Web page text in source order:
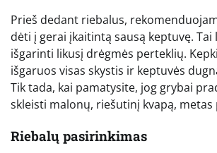
Prieš dedant riebalus,
dėti į gerai įkaitintą sausą keptuvę. Tai
išgarinti likusį drėgmės perteklių.
išgaruos visas skystis ir keptuvės
Tik tada, kai pamatysite, jog grybai
skleisti malonų, riešutinį kvapą,
Riebalų pasirinkimas